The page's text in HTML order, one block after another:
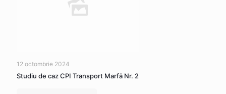
12 octombrie 2024
Studiu de caz CPI Transport Marfă Nr. 2